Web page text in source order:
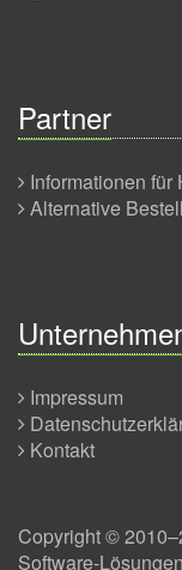
Partner
Informationen für
Alternative
Impressum
Kontakt
Copyright ©
Software-Lösungen